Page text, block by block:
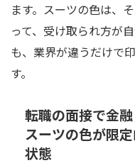
ます。スーツの色は、
って、受け取られ方が
も、業界が違うだけで
す。
転職の面接で金
スーツの色が限
状態